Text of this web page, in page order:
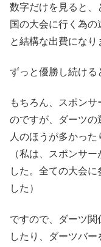
数字だけを見ると、
国の大会に行く為
と結構な出費になり
ずっと優勝し続ける
もちろん、スポン
のですが、ダーツの
人のほうが多かった
（私は、スポンサ
した。全ての大会
した）
ですので、ダーツ
したり、ダーツバ